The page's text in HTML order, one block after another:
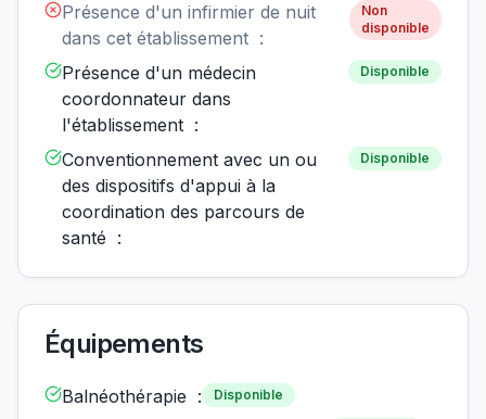
Présence d'un infirmier de nuit
dans cet établissement :
Non
disponible
Présence d'un médecin
coordonnateur dans
l'établissement :
Disponible
Conventionnement avec un ou
des dispositifs d'appui à la
coordination des parcours de
santé :
Disponible
Équipements
Balnéothérapie : Disponible